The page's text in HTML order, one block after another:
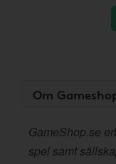
Om
GameShop.se
spel samt